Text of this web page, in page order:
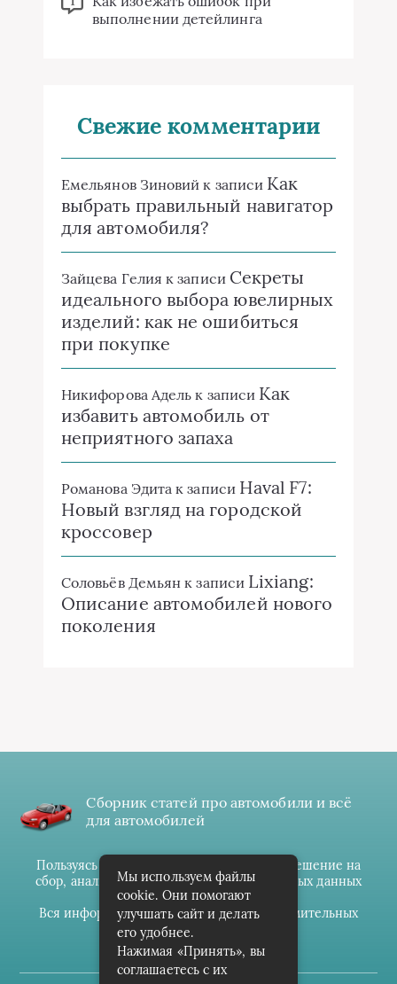
выполнении детейлинга
Свежие комментарии
Емельянов Зиновий к записи Как
выбрать правильный навигатор
для автомобиля?
Зайцева Гелия к записи Секреты
идеального выбора ювелирных
изделий: как не ошибиться
при покупке
Никифорова Адель к записи Как
избавить автомобиль от
неприятного запаха
Романова Эдита к записи Haval F7:
Новый взгляд на городской
кроссовер
Соловьёв Демьян к записи Lixiang:
Описание автомобилей нового
поколения
Сборник статей про автомобили и всё
для автомобилей
Пользуясь данным ресурсом вы даёте разрешение на
сбор, анализ и хранение своих персональных данных
согласноПравилам
Вся информация предоставлена в ознакомительных
целях.
Мы используем файлы
cookie. Они помогают
улучшать сайт и делать
его удобнее.
Нажимая «Принять», вы
соглашаетесь с их